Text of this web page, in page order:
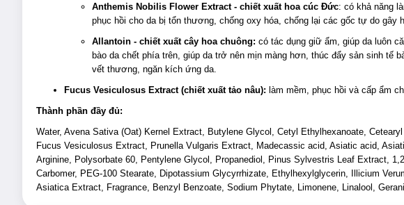
Anthemis Nobilis Flower Extract - chiết xuất hoa cúc Đức: có khả năng
phục hồi cho da bị tổn thương, chống oxy hóa, chống lại các gốc tự do gây
Allantoin - chiết xuất cây hoa chuông: có tác dụng giữ ẩm, giúp da luôn
bào da chết phía trên, giúp da trở nên mịn màng hơn, thúc đẩy sản sinh tế
vết thương, ngăn kích ứng da.
Fucus Vesiculosus Extract (chiết xuất tảo nâu): làm mềm, phục hồi và cấp ẩm
Thành phần đầy đủ:
Water, Avena Sativa (Oat) Kernel Extract, Butylene Glycol, Cetyl Ethylhexanoate,
Fucus Vesiculosus Extract, Prunella Vulgaris Extract, Madecassic acid, Asiatic acid,
Arginine, Polysorbate 60, Pentylene Glycol, Propanediol, Pinus Sylvestris Leaf Extract,
Carbomer, PEG-100 Stearate, Dipotassium Glycyrrhizate, Ethylhexylglycerin, Illicium
Asiatica Extract, Fragrance, Benzyl Benzoate, Sodium Phytate, Limonene, Linalool,